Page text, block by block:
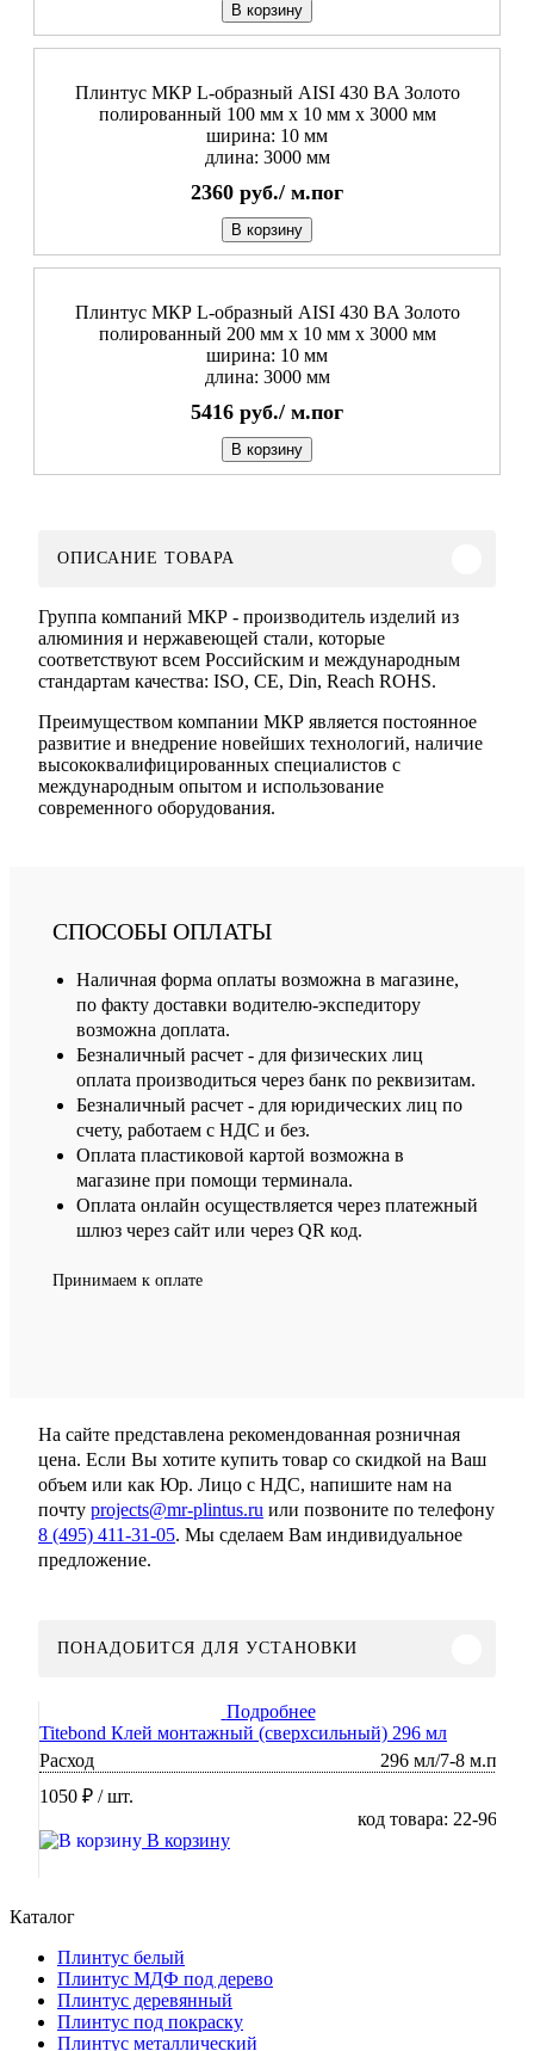
В корзину
Плинтус МКР L-образный AISI 430 BA Золото
полированный 100 мм x 10 мм х 3000 мм
ширина: 10 мм
длина: 3000 мм
2360 руб./ м.пог
В корзину
Плинтус МКР L-образный AISI 430 BA Золото
полированный 200 мм x 10 мм х 3000 мм
ширина: 10 мм
длина: 3000 мм
5416 руб./ м.пог
В корзину
ОПИСАНИЕ ТОВАРА
Группа компаний МКР - производитель изделий из
алюминия и нержавеющей стали, которые
соответствуют всем Российским и международным
стандартам качества: ISO, CE, Din, Reach ROHS.
Преимуществом компании МКР является постоянное
развитие и внедрение новейших технологий, наличие
высококвалифицированных специалистов с
международным опытом и использование
современного оборудования.
СПОСОБЫ ОПЛАТЫ
Наличная форма оплаты возможна в магазине,
по факту доставки водителю-экспедитору
возможна доплата.
Безналичный расчет - для физических лиц
оплата производиться через банк по реквизитам.
Безналичный расчет - для юридических лиц по
счету, работаем с НДС и без.
Оплата пластиковой картой возможна в
магазине при помощи терминала.
Оплата онлайн осуществляется через платежный
шлюз через сайт или через QR код.
Принимаем к оплате
На сайте представлена рекомендованная розничная
цена. Если Вы хотите купить товар со скидкой на Ваш
объем или как Юр. Лицо с НДС, напишите нам на
почту projects@mr-plintus.ru или позвоните по телефону
8 (495) 411-31-05. Мы сделаем Вам индивидуальное
предложение.
ПОНАДОБИТСЯ ДЛЯ УСТАНОВКИ
Подробнее
Titebond Клей монтажный (сверхсильный) 296 мл
Расход
296 мл/7-8 м.п
1050 ₽ / шт.
код товара: 22-96
В корзину
Каталог
Плинтус белый
Плинтус МДФ под дерево
Плинтус деревянный
Плинтус под покраску
Плинтус металлический